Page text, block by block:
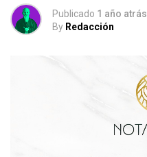
Publicado 1 año atrás
By Redacción